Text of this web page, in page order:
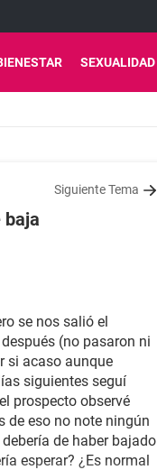
SEXUALIDAD
Siguiente Tema
baja
se nos salió el
(no pasaron ni
si acaso aunque
siguientes seguí
prospecto observé
de eso no note ningún
de haber bajado
esperar? ¿Es normal